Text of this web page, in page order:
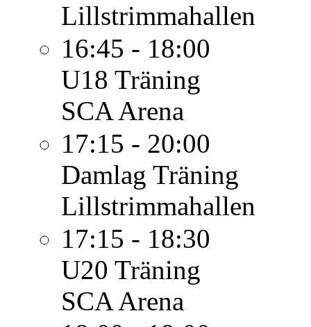
Lillstrimmahallen
16:45 - 18:00
U18 Träning
SCA Arena
17:15 - 20:00
Damlag Träning
Lillstrimmahallen
17:15 - 18:30
U20 Träning
SCA Arena